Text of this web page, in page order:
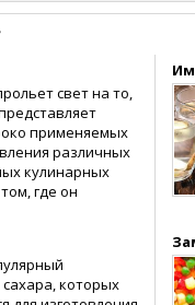
свет на то,
применяемых
различных
кулинарных
где он
которых